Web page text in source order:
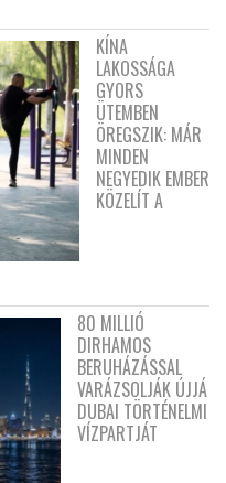
KÍNA
LAKOSSÁGA
GYORS
ÜTEMBEN
ÖREGSZIK: MÁR
MINDEN
NEGYEDIK EMBER
KÖZELÍT A
80 MILLIÓ
DIRHAMOS
BERUHÁZÁSSAL
VARÁZSOLJÁK ÚJJÁ
DUBAI TÖRTÉNELMI
VÍZPARTJÁT